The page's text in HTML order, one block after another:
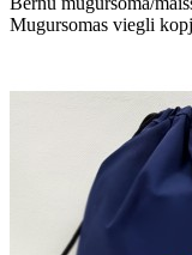
Mugursomas viegli